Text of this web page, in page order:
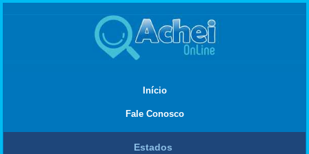
Início
Fale Conosco
Estados